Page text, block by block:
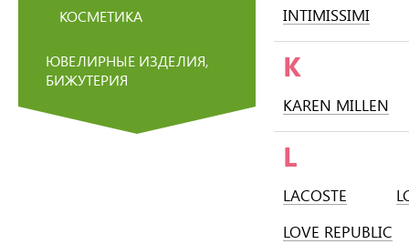
КОСМЕТИКА
ЮВЕЛИРНЫЕ ИЗДЕЛИЯ,
БИЖУТЕРИЯ
INTIMISSIMI
K
KAREN MILLEN
L
LACOSTE
LOVE REPUBLIC